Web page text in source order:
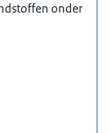
onder